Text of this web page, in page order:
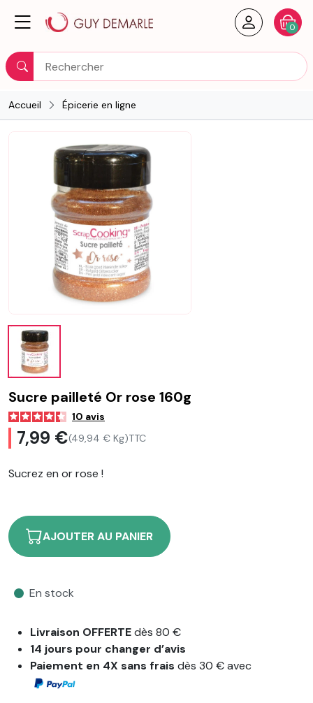
Rechercher
Créer
0
Accueil Épicerie en ligne
Sucre pailleté Or rose 160g
10 avis
7,99 €(49,94 € Kg)TTC
Sucrez en or rose !
AJOUTER AU PANIER
En stock
Livraison OFFERTEdès 80 €
14 jours pour changer d’avis
Paiement en 4X sans fraisdès 30 € avec